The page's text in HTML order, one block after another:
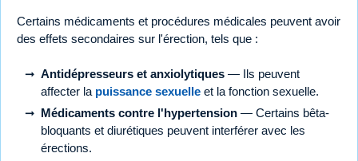
Certains médicaments et procédures médicales peuvent avoir
des effets secondaires sur l'érection, tels que :
Antidépresseurs et anxiolytiques — Ils peuvent
affecter la puissance sexuelle et la fonction sexuelle.
Médicaments contre l'hypertension — Certains bêta-
bloquants et diurétiques peuvent interférer avec les
érections.